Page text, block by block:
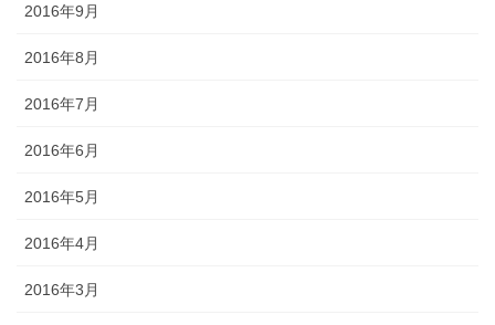
2016年9月
2016年8月
2016年7月
2016年6月
2016年5月
2016年4月
2016年3月